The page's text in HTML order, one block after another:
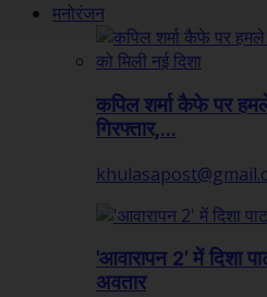
मनोरंजन
कपिल शर्मा कैफे पर
गिरफ्तार,...
'आवारापन 2' में दिशा
अवतार